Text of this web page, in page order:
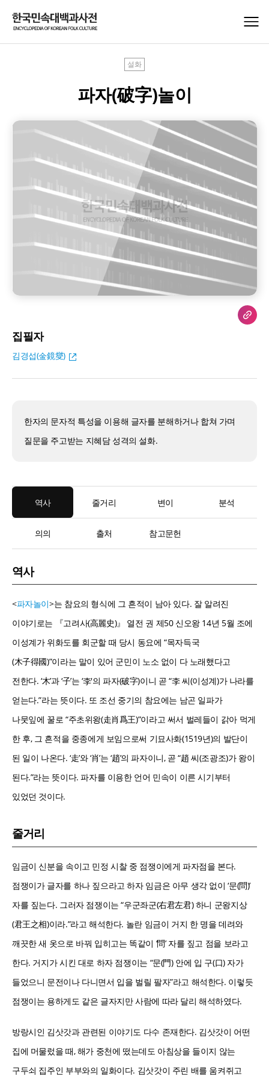
설화
파자(破字)놀이
집필자
김경섭(金鏡燮)
한자의 문자적 특성을 이용해 글자를 분해하거나 합쳐 가며
질문을 주고받는 지혜담 성격의 설화.
역사 줄거리 변이 분석
의의 출처 참고문헌
역사
<파자놀이>는 참요의 형식에 그 흔적이 남아 있다. 잘 알려진
이야기로는 『고려사(高麗史)』 열전 권 제50 신오왕 14년 5월 조에
이성계가 위화도를 회군할 때 당시 동요에 “목자득국
(木子得國)”이라는 말이 있어 군민이 노소 없이 다 노래했다고
전한다. ‘木’과 ‘子’는 ‘李'의 파자(破字)이니 곧 “李 씨(이성계)가 나라를
얻는다.”라는 뜻이다. 또 조선 중기의 참요에는 남곤 일파가
나뭇잎에 꿀로 “주초위왕(走肖爲王)”이라고 써서 벌레들이 갉아 먹게
한 후, 그 흔적을 중종에게 보임으로써 기묘사화(1519년)의 발단이
된 일이 나온다. ‘走’와 ‘肖’는 ‘趙’의 파자이니, 곧 “趙 씨(조광조)가 왕이
된다.”라는 뜻이다. 파자를 이용한 언어 민속이 이른 시기부터
있었던 것이다.
줄거리
임금이 신분을 속이고 민정 시찰 중 점쟁이에게 파자점을 본다.
점쟁이가 글자를 하나 짚으라고 하자 임금은 아무 생각 없이 ‘문(問)’
자를 짚는다. 그러자 점쟁이는 “우군좌군(右君左君) 하니 군왕지상
(君王之相)이라.”라고 해석한다. 놀란 임금이 거지 한 명을 데려와
깨끗한 새 옷으로 바꿔 입히고는 똑같이 ‘問’ 자를 짚고 점을 보라고
한다. 거지가 시킨 대로 하자 점쟁이는 “문(門) 안에 입 구(口) 자가
들었으니 문전이나 다니면서 입을 벌릴 팔자”라고 해석한다. 이렇듯
점쟁이는 용하게도 같은 글자지만 사람에 따라 달리 해석하였다.
방랑시인 김삿갓과 관련된 이야기도 다수 존재한다. 김삿갓이 어떤
집에 머물렀을 때, 해가 중천에 떴는데도 아침상을 들이지 않는
구두쇠 집주인 부부와의 일화이다. 김삿갓이 주린 배를 움켜쥐고